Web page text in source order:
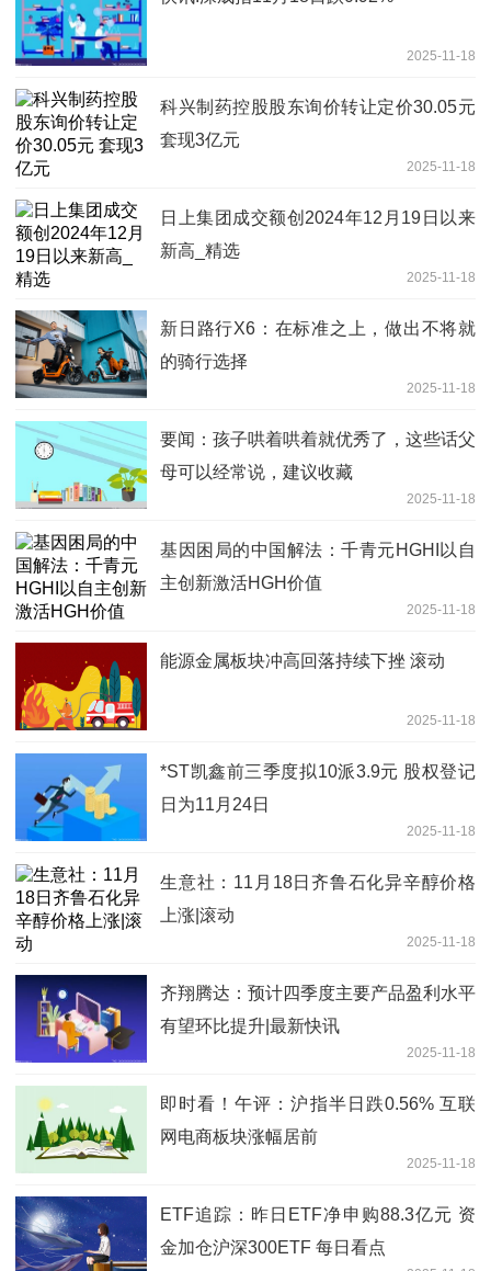
2025-11-18
科兴制药控股股东询价转让定价30.05元
套现3亿元
2025-11-18
日上集团成交额创2024年12月19日以来
新高_精选
2025-11-18
新日路行X6：在标准之上，做出不将就
的骑行选择
2025-11-18
要闻：孩子哄着哄着就优秀了，这些话父
母可以经常说，建议收藏
2025-11-18
基因困局的中国解法：千青元HGHI以自
主创新激活HGH价值
2025-11-18
能源金属板块冲高回落持续下挫 滚动
2025-11-18
*ST凯鑫前三季度拟10派3.9元 股权登记
日为11月24日
2025-11-18
生意社：11月18日齐鲁石化异辛醇价格
上涨|滚动
2025-11-18
齐翔腾达：预计四季度主要产品盈利水平
有望环比提升|最新快讯
2025-11-18
即时看！午评：沪指半日跌0.56% 互联
网电商板块涨幅居前
2025-11-18
ETF追踪：昨日ETF净申购88.3亿元 资
金加仓沪深300ETF 每日看点